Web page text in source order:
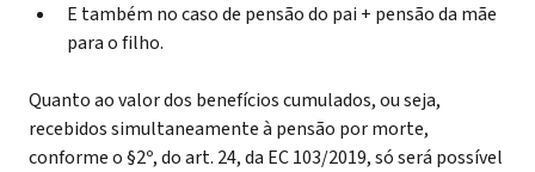
E também no caso de pensão do pai + pensão da mãe
para o filho.
Quanto ao valor dos benefícios cumulados, ou seja,
recebidos simultaneamente à pensão por morte,
conforme o §2º, do art. 24, da EC 103/2019, só será possível